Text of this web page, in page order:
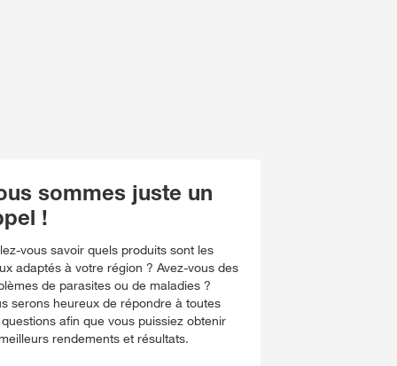
sommes juste un
!
vous savoir quels produits sont les
adaptés à votre région ? Avez-vous des
de parasites ou de maladies ?
serons heureux de répondre à toutes
afin que vous puissiez obtenir
rendements et résultats.